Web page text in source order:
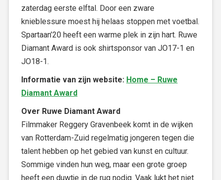
zaterdag eerste elftal. Door een zware
knieblessure moest hij helaas stoppen met voetbal.
Spartaan’20 heeft een warme plek in zijn hart. Ruwe
Diamant Award is ook shirtsponsor van JO17-1 en
JO18-1.
Informatie van zijn website: Home – Ruwe
Diamant Award
Over Ruwe Diamant Award
Filmmaker Reggery Gravenbeek komt in de wijken
van Rotterdam-Zuid regelmatig jongeren tegen die
talent hebben op het gebied van kunst en cultuur.
Sommige vinden hun weg, maar een grote groep
heeft een duwtje in de rug nodig. Vaak lukt het niet